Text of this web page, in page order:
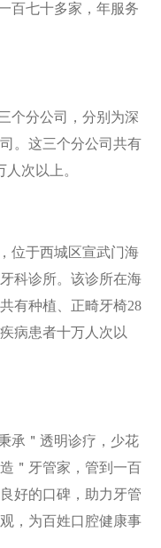
百七十多家，年服务
个分公司，分别为深
。这三个分公司共有
次以上。
位于西城区宣武门海
科诊所。该诊所在海
有种植、正畸牙椅28
病患者十万人次以
承＂透明诊疗，少花
＂牙管家，管到一百
好的口碑，助力牙管
，为百姓口腔健康事